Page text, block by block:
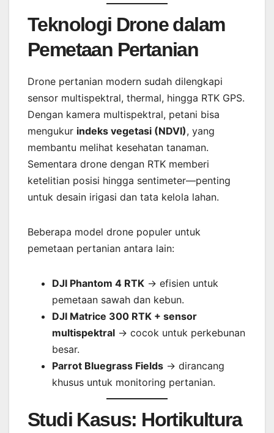
Teknologi Drone dalam
Pemetaan Pertanian
Drone pertanian modern sudah dilengkapi
sensor multispektral, thermal, hingga RTK GPS.
Dengan kamera multispektral, petani bisa
mengukur indeks vegetasi (NDVI), yang
membantu melihat kesehatan tanaman.
Sementara drone dengan RTK memberi
ketelitian posisi hingga sentimeter—penting
untuk desain irigasi dan tata kelola lahan.
Beberapa model drone populer untuk
pemetaan pertanian antara lain:
DJI Phantom 4 RTK → efisien untuk
pemetaan sawah dan kebun.
DJI Matrice 300 RTK + sensor
multispektral → cocok untuk perkebunan
besar.
Parrot Bluegrass Fields → dirancang
khusus untuk monitoring pertanian.
Studi Kasus: Hortikultura